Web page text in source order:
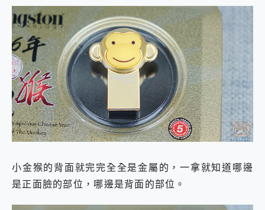
小金猴的背面就完完全全是金屬的，一拿就知道哪邊
是正面臉的部位，哪邊是背面的部位。